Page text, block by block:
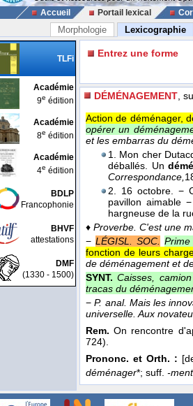
Accueil Portail lexical
Morphologie Lexicographie
TLFi
Académie
9e édition
Académie
8e édition
Académie
4e édition
BDLP
Francophonie
BHVF
attestations
DMF
(1330 - 1500)
Entrez une forme
DÉMÉNAGEMENT ,
Action de déménager,
opérer un
et les embarras du
1. Mon cher
déballés. Un
Correspondance,
2. 16 octobre. −
pavillon aimable
hargneuse de la
♦ Proverbe. C'est une
− LÉGISL. SOC. Prime
fonction de leurs
de déménagement et
SYNT.Caisses,
tracas du
−P. anal. Mais les
universelle. Aux
Rem. On rencontre
724).
Prononc. et Orth. :
déménager*; suff. -ment